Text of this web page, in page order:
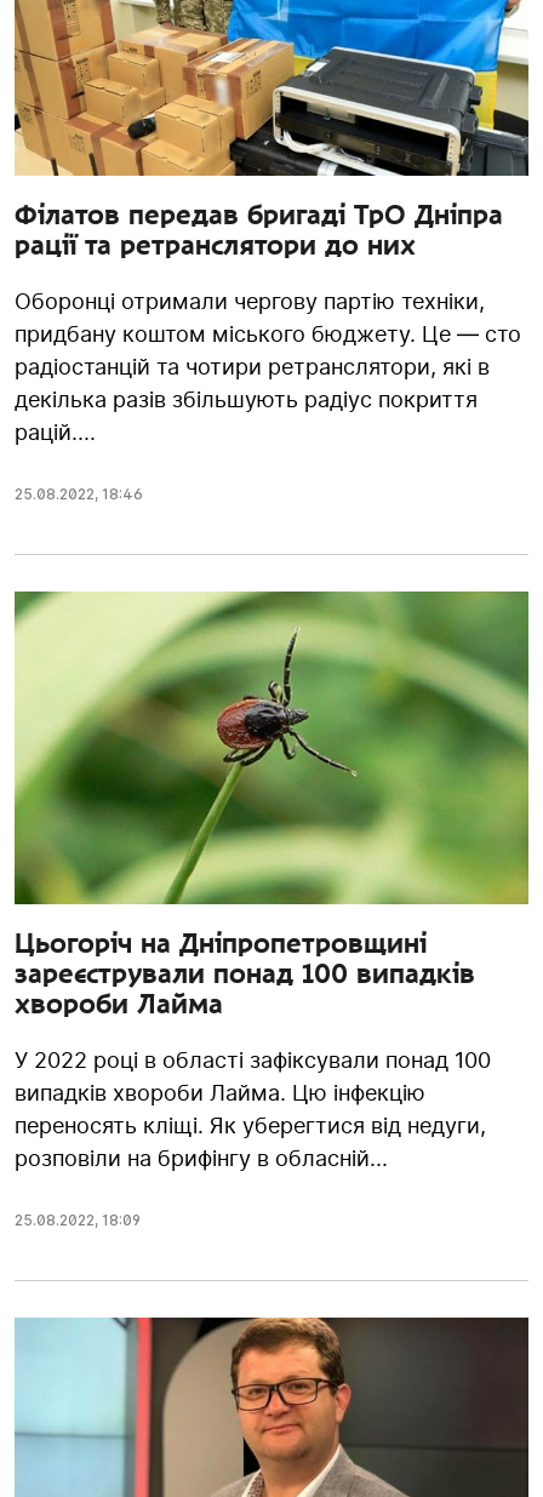
Філатов передав бригаді ТрО Дніпра
рації та ретранслятори до них
Оборонці отримали чергову партію техніки,
придбану коштом міського бюджету. Це — сто
радіостанцій та чотири ретранслятори, які в
декілька разів збільшують радіус покриття
рацій....
25.08.2022, 18:46
Цьогоріч на Дніпропетровщині
зареєстрували понад 100 випадків
хвороби Лайма
У 2022 році в області зафіксували понад 100
випадків хвороби Лайма. Цю інфекцію
переносять кліщі. Як уберегтися від недуги,
розповіли на брифінгу в обласній...
25.08.2022, 18:09